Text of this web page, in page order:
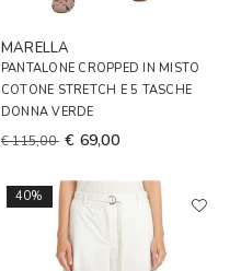
MARELLA
PANTALONE CROPPED IN MISTO
COTONE STRETCH E 5 TASCHE
DONNA VERDE
€ 115,00 € 69,00
40%